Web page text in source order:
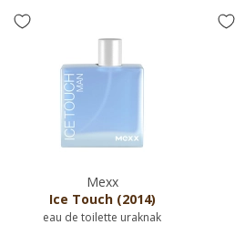
Mexx
Ice Touch (2014)
eau de toilette uraknak